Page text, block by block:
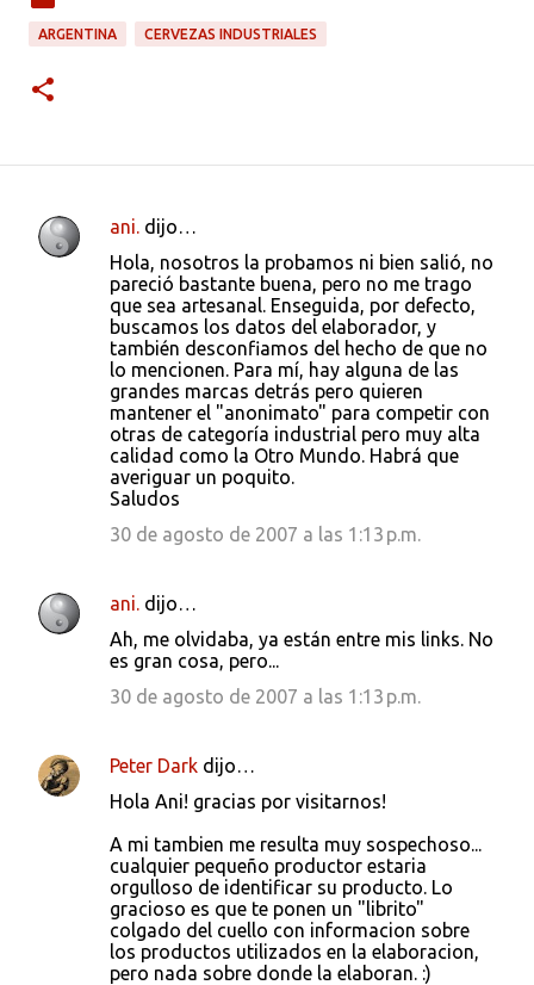
ARGENTINA CERVEZAS INDUSTRIALES
C
ani. dijo…
Hola, nosotros la probamos ni bien salió, no
pareció bastante buena, pero no me trago
que sea artesanal. Enseguida, por defecto,
buscamos los datos del elaborador, y
también desconfiamos del hecho de que no
lo mencionen. Para mí, hay alguna de las
grandes marcas detrás pero quieren
mantener el "anonimato" para competir con
otras de categoría industrial pero muy alta
calidad como la Otro Mundo. Habrá que
averiguar un poquito.
Saludos
30 de agosto de 2007 a las 1:13 p.m.
ani. dijo…
Ah, me olvidaba, ya están entre mis links. No
es gran cosa, pero...
30 de agosto de 2007 a las 1:13 p.m.
Peter Dark dijo…
Hola Ani! gracias por visitarnos!
A mi tambien me resulta muy sospechoso...
cualquier pequeño productor estaria
orgulloso de identificar su producto. Lo
gracioso es que te ponen un "librito"
colgado del cuello con informacion sobre
los productos utilizados en la elaboracion,
pero nada sobre donde la elaboran. :)